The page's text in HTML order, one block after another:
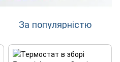
За популярністю